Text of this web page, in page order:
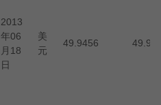
2013
年06
月18
日
美
元
49.9456